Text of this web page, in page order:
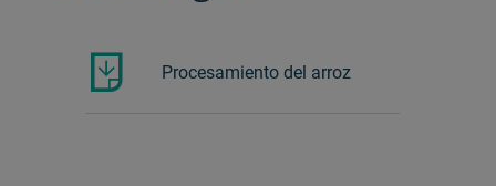
Procesamiento del arroz